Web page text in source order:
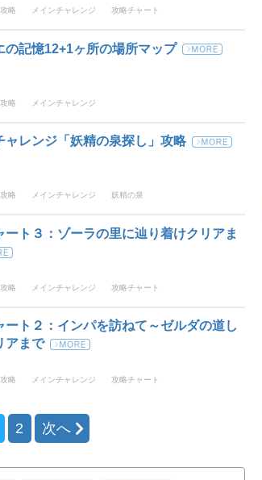
略 メインチャレンジ 攻略チャート
の記憶12+1ヶ所の場所マップ
略 メインチャレンジ
ャレンジ「妖精の泉探し」攻略
略 メインチャレンジ 妖精の泉
ート３：ゾーラの里に辿り着けクリアま
略 メインチャレンジ 攻略チャート
ート２：インパを訪ねて～ゼルダの道し
アまで
略 メインチャレンジ 攻略チャート
2 次へ